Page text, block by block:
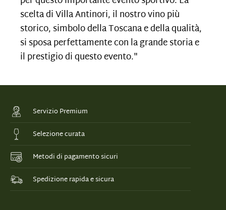
scelta di Villa Antinori, il nostro vino più
storico, simbolo della Toscana e della qualità,
si sposa perfettamente con la grande storia e
il prestigio di questo evento."
Servizio Premium
Selezione curata
Metodi di pagamento sicuri
Spedizione rapida e sicura